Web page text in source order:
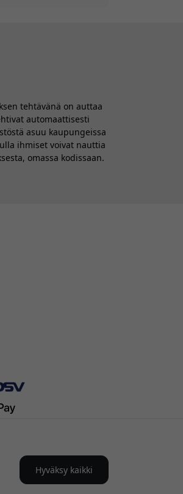
tehtävänä on auttaa
automaattisesti
asuu kaupungeissa
ihmiset voivat nauttia
omassa kodissaan.
Hyväksy kaikki